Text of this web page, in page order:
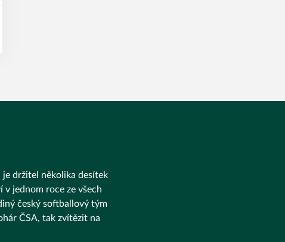
je držitel několika desítek
jednom roce ze všech
český softballový tým
ČSA, tak zvítězit na